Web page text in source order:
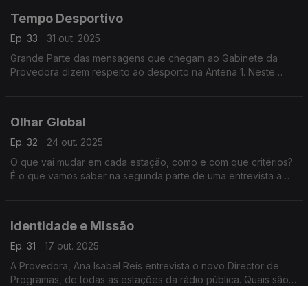
Tempo Desportivo
Ep. 33
31 out. 2025
Grande Parte das mensagens que chegam ao Gabinete da
Provedora dizem respeito ao desporto na Antena 1. Neste
Olhar Global
Ep. 32
24 out. 2025
O que vai mudar em cada estação, como e com que critérios?
É o que vamos saber na segunda parte de uma entrevista a
Identidade e Missão
Ep. 31
17 out. 2025
A Provedora, Ana Isabel Reis entrevista o novo Director de
Programas, de todas as estações da rádio pública. Quais são